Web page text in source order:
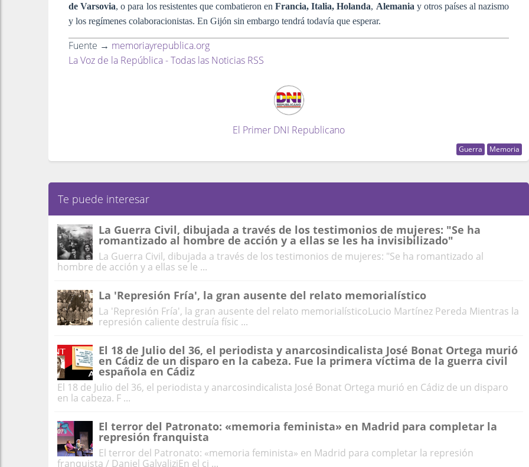
de Varsovia, o para los resistentes que combatieron enFrancia, Italia, Holanda, Alemania y otros paísesal nazismo
y los regímenes colaboracionistas. En Gijón sin embargo tendrá todavía que esperar.
Fuente → memoriayrepublica.org
La Voz de la República - Todas las Noticias RSS
El Primer DNI Republicano
Guerra Memoria
Te puede interesar
La Guerra Civil, dibujada a través de los testimonios de mujeres: "Se ha
romantizado al hombre de acción y a ellas se les ha invisibilizado"
La Guerra Civil, dibujada a través de los testimonios de mujeres: "Se ha romantizado al
hombre de acción y a ellas se le ...
La 'Represión Fría', la gran ausente del relato memorialístico
La 'Represión Fría', la gran ausente del relato memorialísticoLucio Martínez Pereda Mientras la
represión caliente destruía físic ...
El 18 de Julio del 36, el periodista y anarcosindicalista José Bonat Ortega murió
en Cádiz de un disparo en la cabeza. Fue la primera víctima de la guerra civil
española en Cádiz
El 18 de Julio del 36, el periodista y anarcosindicalista José Bonat Ortega murió en Cádiz de un disparo
en la cabeza. F ...
El terror del Patronato: «memoria feminista» en Madrid para completar la
represión franquista
El terror del Patronato: «memoria feminista» en Madrid para completar la represión
franquista / Daniel GalvaliziEn el ci ...